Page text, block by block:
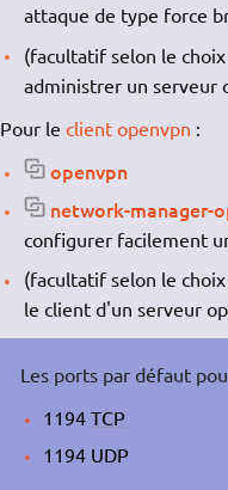
attaque de type force
(facultatif selon le
administrer un serveur
Pour leclient openvpn :
openvpn
network-manager-
configurer facilement
(facultatif selon le
le client d'un serveur
Les ports par défaut
1194TCP
1194 UDP